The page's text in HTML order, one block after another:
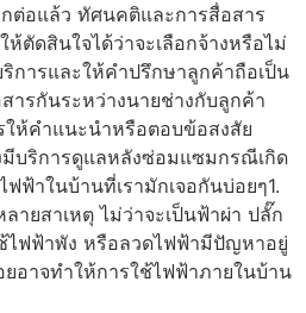
ต่อแล้ว ทัศนคติและการสื่อสาร
ตัดสินใจได้ว่าจะเลือกจ้างหรือไม่
การและให้คำปรึกษาลูกค้าถือเป็น
ารกันระหว่างนายช่างกับลูกค้า
ห้คำแนะนำหรือตอบข้อสงสัย
มีบริการดูแลหลังซ่อมแซมกรณีเกิด
าในบ้านที่เรามักเจอกันบ่อยๆ1.
ายสาเหตุ ไม่ว่าจะเป็นฟ้าผ่า ปลั๊ก
ไฟฟ้าพัง หรือลวดไฟฟ้ามีปัญหาอยู่
อาจทำให้การใช้ไฟฟ้าภายในบ้าน